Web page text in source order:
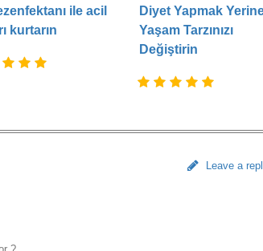
ile acil
kurtarın
Diyet Yapmak
Yaşam Tarzınızı
Değiştirin
Leave a